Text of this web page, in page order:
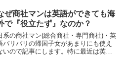
ら、もっと残業しろよ！...
ぜ商社マンは英語ができても海
で『役立たず』なのか？
系の商社マン(総合商社・専門商社)・英
バリバリの帰国子女があまりにも使え
いので記事にします。特に最近は英語